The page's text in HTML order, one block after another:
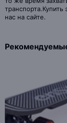
нас на сайте.